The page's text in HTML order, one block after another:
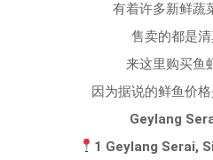
有着许多新鲜蔬
售卖的都是
来这里购买鱼
因为据说的鲜鱼价
Geylang
1 Geylang Serai,